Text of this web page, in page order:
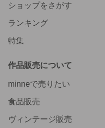
ショップをさがす
ランキング
特集
作品販売について
minneで売りたい
食品販売
ヴィンテージ販売